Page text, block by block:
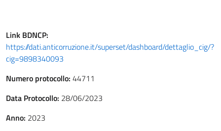
Link BDNCP:
https://dati.anticorruzione.it/superset/dashboard/dettaglio_cig/?
cig=9898340093
Numero protocollo: 44711
Data Protocollo: 28/06/2023
Anno: 2023